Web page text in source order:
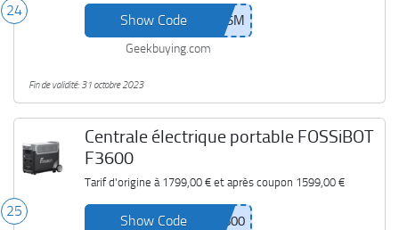
24
Show Code
Geekbuying.com
Fin de validité: 31 octobre 2023
25
Centrale électrique portable FOSSiBOT
F3600
Tarif d'origine à 1799,00 €et après coupon 1599,00 €
Show Code